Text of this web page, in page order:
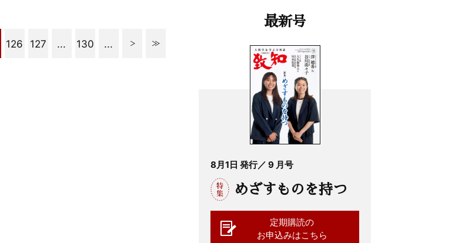
126 127 ... 130 ...
最新号
8月1日 発行／ 9 月号
めざすものを持つ
定期購読の
お申込みはこちら